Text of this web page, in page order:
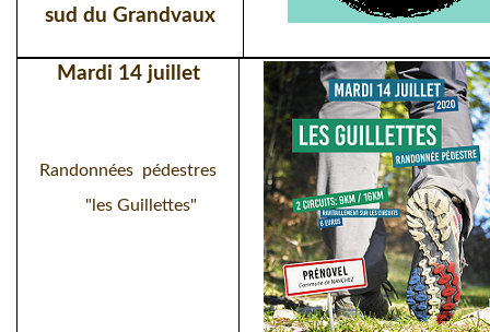
sud du Grandvaux
Mardi 14 juillet
Randonnées pédestres
"les Guillettes"